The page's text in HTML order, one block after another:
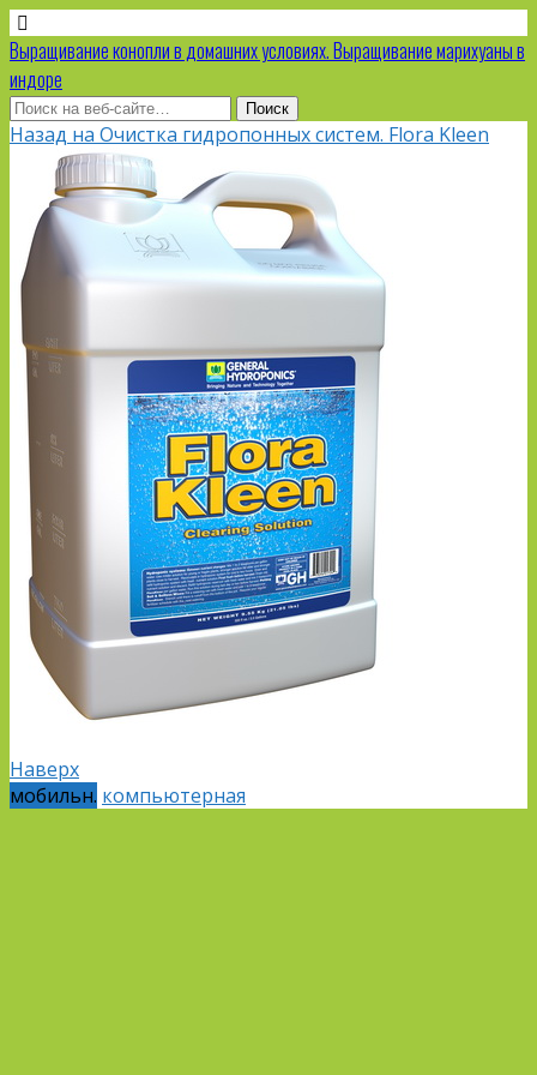
Выращивание конопли в домашних условиях. Выращивание марихуаны в
индоре
Назад на Очистка гидропонных систем. Flora Kleen
Наверх
мобильн. компьютерная